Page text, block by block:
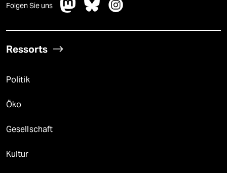
Folgen Sie uns
Ressorts
Politik
Öko
Gesellschaft
Kultur